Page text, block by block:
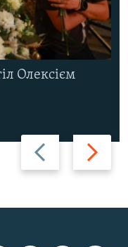
Назад Вперед
Олексієм